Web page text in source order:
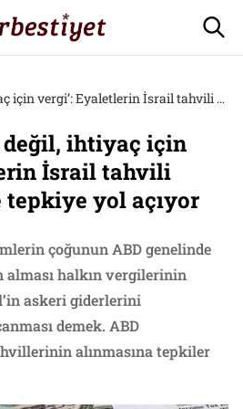
‘Soykırım için değil, ihtiyaç için vergi’: Eyaletlerin İsrail tahvili alması ABD’de tepkiye yol açıyor
değil, ihtiyaç için
İsrail tahvili
tepkiye yol açıyor
çoğunun ABD genelinde
halkın vergilerinin
askeri giderlerini
demek. ABD
alınmasına tepkiler